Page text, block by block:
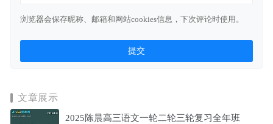
浏览器会保存昵称、邮箱和网站cookies信息，下次评论时使用。
文章展示
2025陈晨高三语文一轮二轮三轮复习全年班